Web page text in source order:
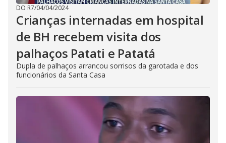
DO R7/04/04/2024
Crianças internadas em hospital
de BH recebem visita dos
palhaços Patati e Patatá
Dupla de palhaços arrancou sorrisos da garotada e dos
funcionários da Santa Casa